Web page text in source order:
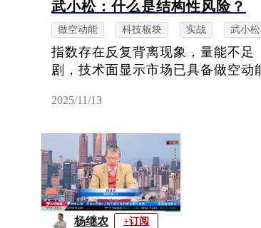
武小松：什么是结构性风险？
做空动能 科技板块 实战 武小松
指数存在反复背离现象，量能不
剧，技术面显示市场已具备做空动
2025/11/13
杨继农 +订阅